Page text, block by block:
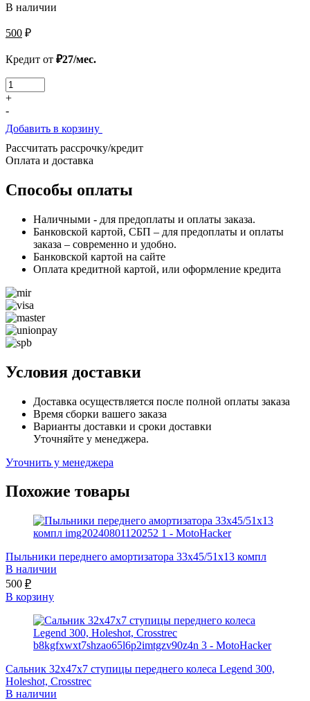
В наличии
500 ₽
Кредит от ₽27/мес.
Количество
товара
+
-
Добавить в корзину
Рассчитать рассрочку/кредит
Оплата и доставка
Способы оплаты
Наличными - для предоплаты и оплаты заказа.
Банковской картой, СБП – для предоплаты и оплаты
заказа – современно и удобно.
Банковской картой на сайте
Оплата кредитной картой, или оформление кредита
Условия доставки
Доставка осуществляется после полной оплаты заказа
Время сборки вашего заказа
Варианты доставки и сроки доставки
Уточняйте у менеджера.
Уточнить у менеджера
Похожие товары
Пыльники переднего амортизатора 33x45/51x13 компл
В наличии
500 ₽
В корзину
Сальник 32х47х7 ступицы переднего колеса Legend 300,
Holeshot, Crosstrec
В наличии